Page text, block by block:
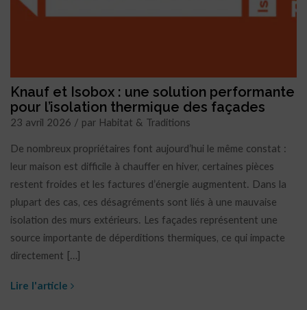
Knauf et Isobox : une solution performante
pour l’isolation thermique des façades
23 avril 2026 / par Habitat & Traditions
De nombreux propriétaires font aujourd’hui le même constat :
leur maison est difficile à chauffer en hiver, certaines pièces
restent froides et les factures d’énergie augmentent. Dans la
plupart des cas, ces désagréments sont liés à une mauvaise
isolation des murs extérieurs. Les façades représentent une
source importante de déperditions thermiques, ce qui impacte
directement […]
Lire l'article